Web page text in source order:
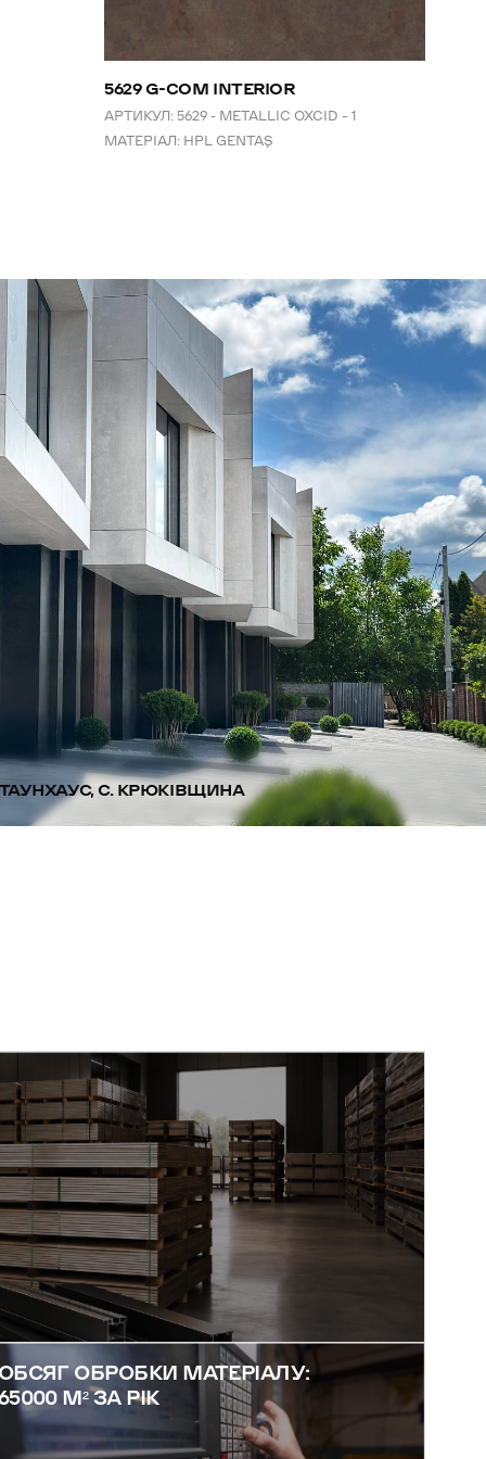
5629 G-COM INTERIOR
АРТИКУЛ: 5629 - METALLIC OXCID – 1
МАТЕРІАЛ: HPL GENTAŞ
С. КРЮКІВЩИНА
ОБРОБКИ МАТЕРІАЛУ:
М² ЗА РІК